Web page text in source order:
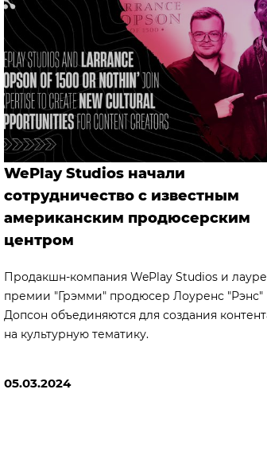
WePlay Studios начали
сотрудничество с известным
американским продюсерским
центром
Продакшн-компания WePlay Studios и
премии "Грэмми" продюсер Лоуренс "Рэнс"
Допсон объединяются для создания
на культурную тематику.
05.03.2024